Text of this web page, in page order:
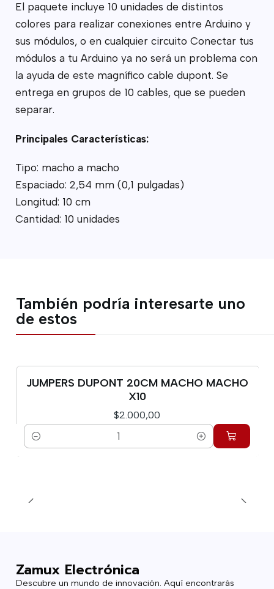
El paquete incluye 10 unidades de distintos
colores para realizar conexiones entre Arduino y
sus módulos, o en cualquier circuito Conectar tus
módulos a tu Arduino ya no será un problema con
la ayuda de este magnífico cable dupont. Se
entrega en grupos de 10 cables, que se pueden
separar.
Principales Características:
Tipo: macho a macho
Espaciado: 2,54 mm (0,1 pulgadas)
Longitud: 10 cm
Cantidad: 10 unidades
También podría interesarte uno
de estos
JUMPERS DUPONT 20CM MACHO MACHO
X10
$2.000,00
Cantidad
Zamux Electrónica
Descubre un mundo de innovación. Aquí encontrarás